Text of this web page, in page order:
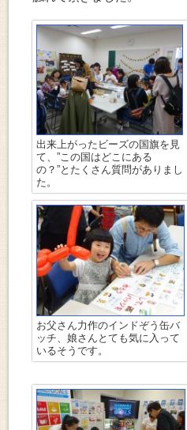
出来上がったビーズの国旗を見
て、”この国はどこにある
の？”とたくさん質問がありまし
た。
お父さん力作のインドぞう缶バ
ッチ、娘さんとても気に入って
いるそうです。